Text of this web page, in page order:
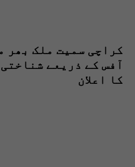
کراچی سمیت ملک بھر
آفس کے
کا اعلان